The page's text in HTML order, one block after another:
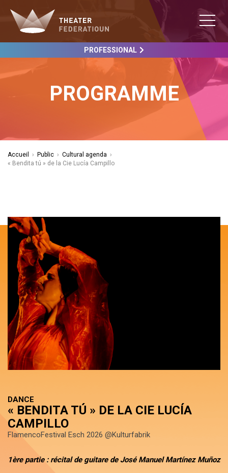
PROFESSIONAL
PROGRAMME
Accueil › Public › Cultural agenda ›
« Bendita tú » de la Cie Lucía Campillo
DANCE
« BENDITA TÚ » DE LA CIE LUCÍA
CAMPILLO
FlamencoFestival Esch 2026 @Kulturfabrik
1ère partie : récital de guitare de José Manuel Martínez Muñoz